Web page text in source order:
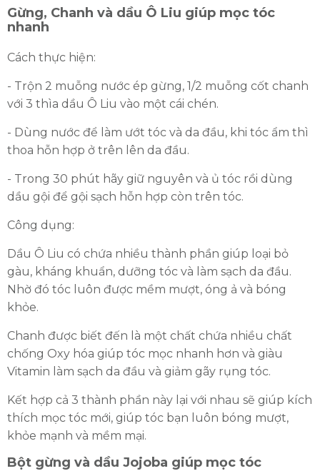
Gừng, Chanh và dầu Ô Liu giúp mọc tóc
nhanh
Cách thực hiện:
- Trộn 2 muỗng nước ép gừng, 1/2 muỗng cốt chanh
với 3 thìa dầu Ô Liu vào một cái chén.
- Dùng nước để làm ướt tóc và da đầu, khi tóc ẩm thì
thoa hỗn hợp ở trên lên da đầu.
- Trong 30 phút hãy giữ nguyên và ủ tóc rồi dùng
dầu gội để gội sạch hỗn hợp còn trên tóc.
Công dụng:
Dầu Ô Liu có chứa nhiều thành phần giúp loại bỏ
gàu, kháng khuẩn, dưỡng tóc và làm sạch da đầu.
Nhờ đó tóc luôn được mềm mượt, óng ả và bóng
khỏe.
Chanh được biết đến là một chất chứa nhiều chất
chống Oxy hóa giúp tóc mọc nhanh hơn và giàu
Vitamin làm sạch da đầu và giảm gãy rụng tóc.
Kết hợp cả 3 thành phần này lại với nhau sẽ giúp kích
thích mọc tóc mới, giúp tóc bạn luôn bóng mượt,
khỏe mạnh và mềm mại.
Bột gừng và dầu Jojoba giúp mọc tóc